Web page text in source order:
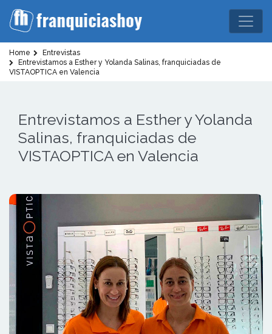
Home
Entrevistas
Entrevistamos a Esther y Yolanda Salinas, franquiciadas de
VISTAOPTICA en Valencia
Entrevistamos a Esther y Yolanda
Salinas, franquiciadas de
VISTAOPTICA en Valencia